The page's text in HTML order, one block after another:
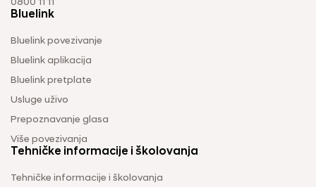
0800 11 11
Bluelink
Bluelink povezivanje
Bluelink aplikacija
Bluelink pretplate
Usluge uživo
Prepoznavanje glasa
Više povezivanja
Tehničke informacije i školovanja
Tehničke informacije i školovanja